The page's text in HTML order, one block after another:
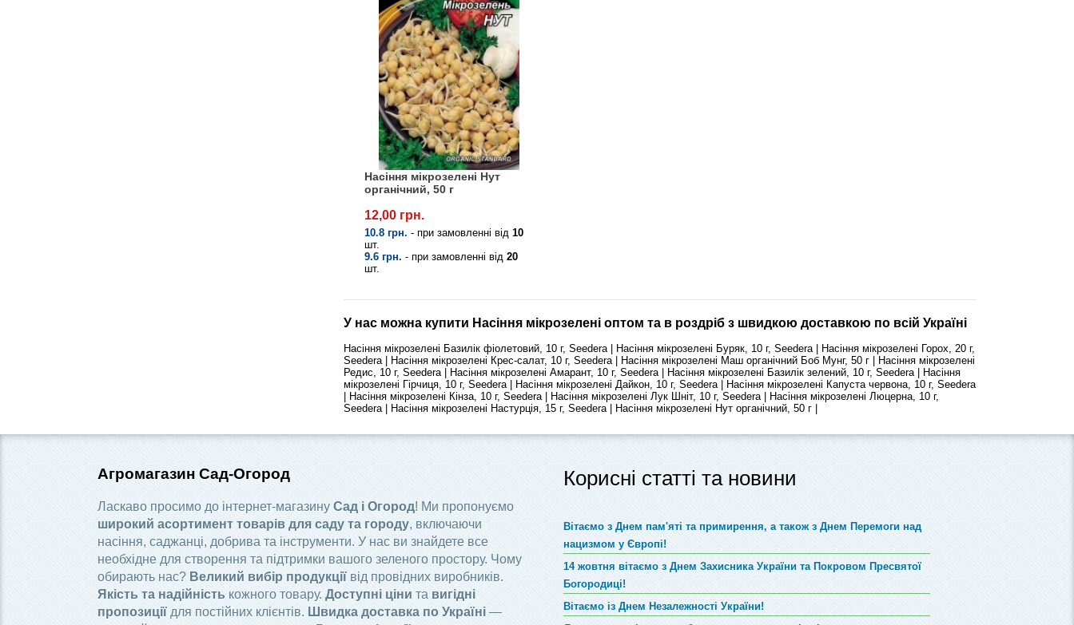
Насіння мікрозелені Нут
органічний, 50 г
12,00 грн.
10.8 грн. - при замовленні від 10
шт.
9.6 грн. - при замовленні від 20
шт.
У нас можна купити Насіння мікрозелені оптом та в роздріб з швидкою доставкою по всій Україні
Насіння мікрозелені Базилік фіолетовий, 10 г, Seedera | Насіння мікрозелені Буряк, 10 г, Seedera | Насіння мікрозелені Горох, 20 г,
Seedera | Насіння мікрозелені Крес-салат, 10 г, Seedera | Насіння мікрозелені Маш органічний Боб Мунг, 50 г | Насіння мікрозелені
Редис, 10 г, Seedera | Насіння мікрозелені Амарант, 10 г, Seedera | Насіння мікрозелені Базилік зелений, 10 г, Seedera | Насіння
мікрозелені Гірчиця, 10 г, Seedera | Насіння мікрозелені Дайкон, 10 г, Seedera | Насіння мікрозелені Капуста червона, 10 г, Seedera
| Насіння мікрозелені Кінза, 10 г, Seedera | Насіння мікрозелені Лук Шніт, 10 г, Seedera | Насіння мікрозелені Люцерна, 10 г,
Seedera | Насіння мікрозелені Настурція, 15 г, Seedera | Насіння мікрозелені Нут органічний, 50 г |
Агромагазин Сад-Огород
Ласкаво просимо до інтернет-магазину Сад і Огород! Ми пропонуємо
широкий асортимент товарів для саду та городу, включаючи
насіння, саджанці, добрива та інструменти. У нас ви знайдете все
необхідне для створення та підтримки вашого зеленого простору. Чому
обирають нас? Великий вибір продукції від провідних виробників.
Якість та надійність кожного товару.Доступні ціни та вигідні
пропозиціїдля постійних клієнтів. Швидка доставка по Україні—
Корисні статті та новини
Вітаємо з Днем пам'яті та примирення, а також з Днем Перемоги над
нацизмом у Європі!
14 жовтня вітаємо з Днем Захисника України та Покровом Пресвятої
Богородиці!
Вітаємо із Днем Незалежності України!